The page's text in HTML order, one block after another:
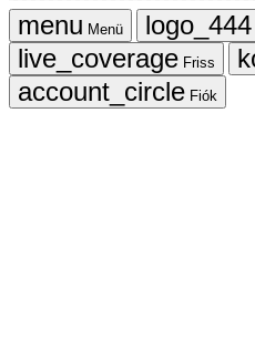
Menü
Friss
Fiók